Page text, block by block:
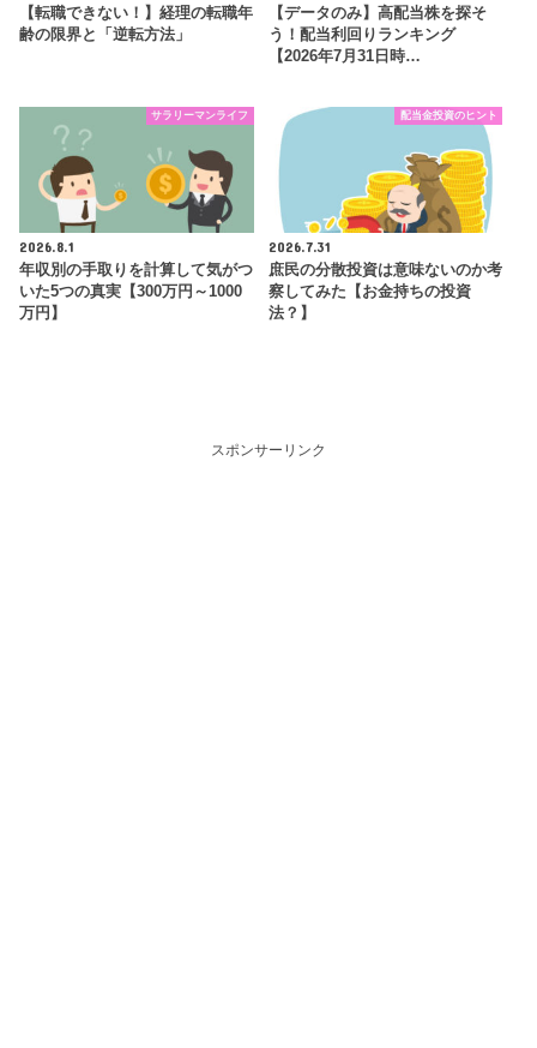
【転職できない！】経理の転職年
齢の限界と「逆転方法」
【データのみ】高配当株を探そ
う！配当利回りランキング
【2026年7月31日時…
サラリーマンライフ
2026.8.1
年収別の手取りを計算して気がつ
いた5つの真実【300万円～1000
万円】
配当金投資のヒント
2026.7.31
庶民の分散投資は意味ないのか考
察してみた【お金持ちの投資
法？】
スポンサーリンク